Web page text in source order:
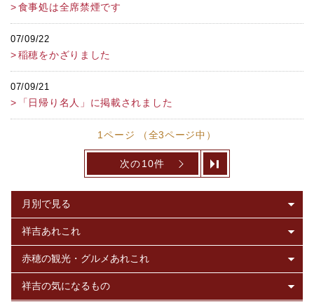
食事処は全席禁煙です
07/09/22
稲穂をかざりました
07/09/21
「日帰り名人」に掲載されました
1ページ （全3ページ中）
次の10件